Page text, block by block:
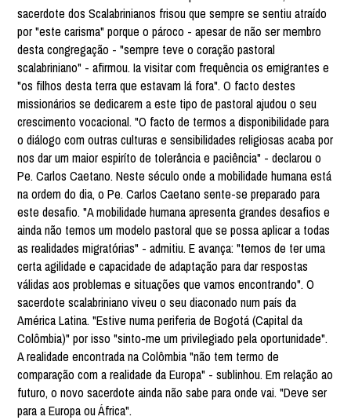
sacerdote dos Scalabrinianos frisou que sempre se sentiu atraído
por "este carisma" porque o pároco - apesar de não ser membro
desta congregação - "sempre teve o coração pastoral
scalabriniano" - afirmou. Ia visitar com frequência os emigrantes e
"os filhos desta terra que estavam lá fora". O facto destes
missionários se dedicarem a este tipo de pastoral ajudou o seu
crescimento vocacional. "O facto de termos a disponibilidade para
o diálogo com outras culturas e sensibilidades religiosas acaba por
nos dar um maior espiríto de tolerância e paciência" - declarou o
Pe. Carlos Caetano. Neste século onde a mobilidade humana está
na ordem do dia, o Pe. Carlos Caetano sente-se preparado para
este desafio. "A mobilidade humana apresenta grandes desafios e
ainda não temos um modelo pastoral que se possa aplicar a todas
as realidades migratórias" - admitiu. E avança: "temos de ter uma
certa agilidade e capacidade de adaptação para dar respostas
válidas aos problemas e situações que vamos encontrando". O
sacerdote scalabriniano viveu o seu diaconado num país da
América Latina. "Estive numa periferia de Bogotá (Capital da
Colômbia)" por isso "sinto-me um privilegiado pela oportunidade".
A realidade encontrada na Colômbia "não tem termo de
comparação com a realidade da Europa" - sublinhou. Em relação ao
futuro, o novo sacerdote ainda não sabe para onde vai. "Deve ser
para a Europa ou África".